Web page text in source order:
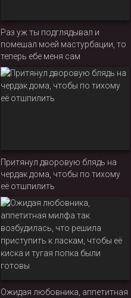
Раз уж ты подглядывал и
помешал моей мастурбации, то
теперь ебе меня сам
Притянул дворовую блядь на
чердак дома, чтобы по тихому
её отшпилить
Ожидая любовника, аппетитная